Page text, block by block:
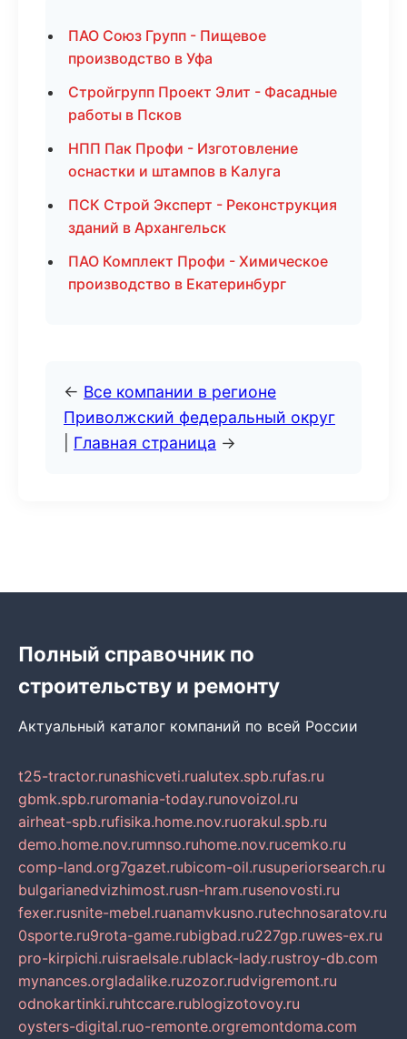
ПАО Союз Групп - Пищевое
производство в Уфа
Стройгрупп Проект Элит - Фасадные
работы в Псков
НПП Пак Профи - Изготовление
оснастки и штампов в Калуга
ПСК Строй Эксперт - Реконструкция
зданий в Архангельск
ПАО Комплект Профи - Химическое
производство в Екатеринбург
← Все компании в регионе
Приволжский федеральный округ
Главная страница →
Полный справочник по
строительству и ремонту
Актуальный каталог компаний по всей России
t25-tractor.runashicveti.rualutex.spb.rufas.ru
gbmk.spb.ruromania-today.runovoizol.ru
airheat-spb.rufisika.home.nov.ruorakul.spb.ru
demo.home.nov.rumnso.ruhome.nov.rucemko.ru
comp-land.org7gazet.rubicom-oil.rusuperiorsearch.ru
bulgarianedvizhimost.rusn-hram.rusenovosti.ru
fexer.rusnite-mebel.ruanamvkusno.rutechnosaratov.ru
0sporte.ru9rota-game.rubigbad.ru227gp.ruwes-ex.ru
pro-kirpichi.ruisraelsale.rublack-lady.rustroy-db.com
mynances.orgladalike.ruzozor.rudvigremont.ru
odnokartinki.ruhtccare.rublogizotovoy.ru
oysters-digital.ruo-remonte.orgremontdoma.com